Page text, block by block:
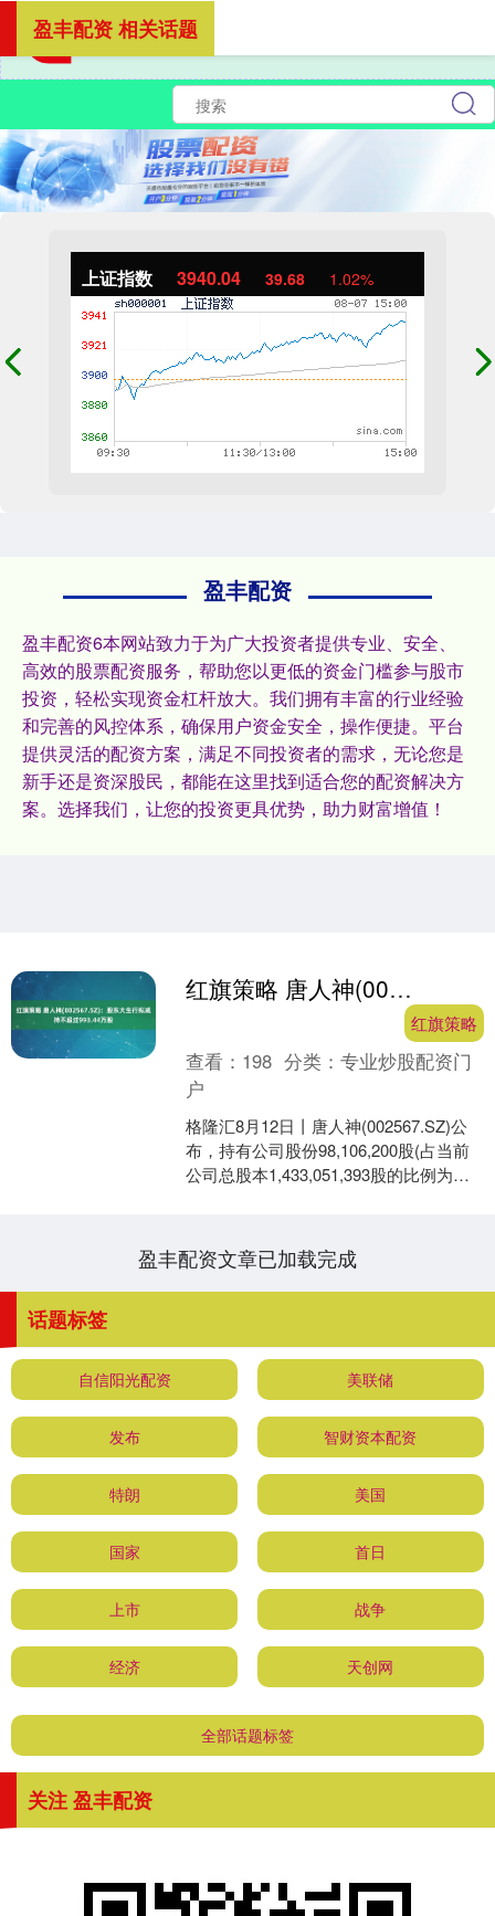
上证指数 3940.04 39.68 1.02%
盈丰配资
盈丰配资6本网站致力于为广大投资者提供专业、安全、
高效的股票配资服务，帮助您以更低的资金门槛参与股市
投资，轻松实现资金杠杆放大。我们拥有丰富的行业经验
和完善的风控体系，确保用户资金安全，操作便捷。平台
提供灵活的配资方案，满足不同投资者的需求，无论您是
新手还是资深股民，都能在这里找到适合您的配资解决方
案。选择我们，让您的投资更具优势，助力财富增值！
盈丰配资 相关话题
红旗策略 唐人神(002567.SZ)：股东大生行拟减持不超过993.44万股
红旗策略
查看： 198 分类：专业炒股配资门
户
格隆汇8月12日丨唐人神(002567.SZ)公
布，持有公司股份98,106,200股(占当前
公司总股本1,433,051,393股的比例为
盈丰配资文章已加载完成
话题标签
自信阳光配资 美联储
发布 智财资本配资
特朗 美国
国家 首日
上市 战争
经济 天创网
全部话题标签
关注 盈丰配资